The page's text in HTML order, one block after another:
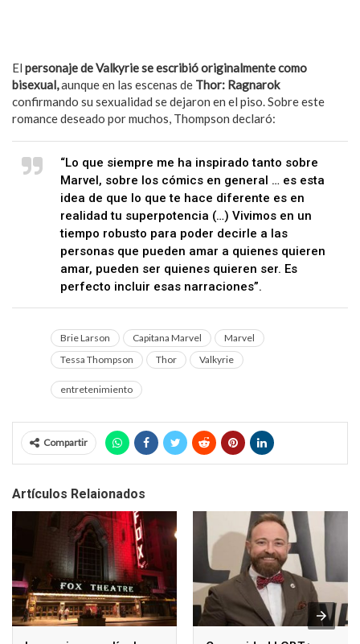
El personaje de Valkyrie se escribió originalmente como
bisexual,aunque en las escenas de Thor: Ragnarok
confirmando su sexualidad se dejaron en el piso. Sobre este
romance deseado por muchos, Thompson declaró:
“Lo que siempre me ha inspirado tanto sobre
Marvel, sobre los cómics en general … es esta
idea de que lo que te hace diferente es en
realidad tu superpotencia (…) Vivimos en un
tiempo robusto para poder decirle a las
personas que pueden amar a quienes quieren
amar, pueden ser quienes quieren ser. Es
perfecto incluir esas narraciones”.
Brie Larson Capitana Marvel
Marvel
Tessa Thompson
Thor Valkyrie
entretenimiento
Compartir
Artículos Relaionados